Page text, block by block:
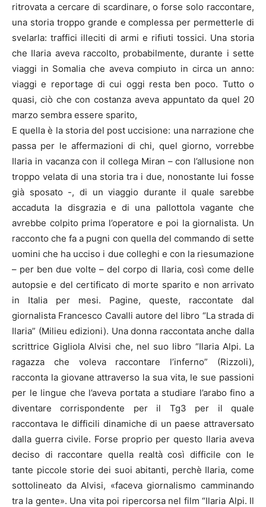
ritrovata a cercare di scardinare, o forse solo raccontare,
una storia troppo grande e complessa per permetterle di
svelarla: traffici illeciti di armi e rifiuti tossici. Una storia
che Ilaria aveva raccolto, probabilmente, durante i sette
viaggi in Somalia che aveva compiuto in circa un anno:
viaggi e reportage di cui oggi resta ben poco. Tutto o
quasi, ciò che con costanza aveva appuntato da quel 20
marzo sembra essere sparito,
E quella è la storia del post uccisione: una narrazione che
passa per le affermazioni di chi, quel giorno, vorrebbe
Ilaria in vacanza con il collega Miran – con l’allusione non
troppo velata di una storia tra i due, nonostante lui fosse
già sposato -, di un viaggio durante il quale sarebbe
accaduta la disgrazia e di una pallottola vagante che
avrebbe colpito prima l’operatore e poi la giornalista. Un
racconto che fa a pugni con quella del commando di sette
uomini che ha ucciso i due colleghi e con la riesumazione
– per ben due volte – del corpo di Ilaria, così come delle
autopsie e del certificato di morte sparito e non arrivato
in Italia per mesi. Pagine, queste, raccontate dal
giornalista Francesco Cavalli autore del libro “La strada di
Ilaria” (Milieu edizioni). Una donna raccontata anche dalla
scrittrice Gigliola Alvisi che, nel suo libro “Ilaria Alpi. La
ragazza che voleva raccontare l’inferno” (Rizzoli),
racconta la giovane attraverso la sua vita, le sue passioni
per le lingue che l’aveva portata a studiare l’arabo fino a
diventare corrispondente per il Tg3 per il quale
raccontava le difficili dinamiche di un paese attraversato
dalla guerra civile. Forse proprio per questo Ilaria aveva
deciso di raccontare quella realtà così difficile con le
tante piccole storie dei suoi abitanti, perchè Ilaria, come
sottolineato da Alvisi, «faceva giornalismo camminando
tra la gente». Una vita poi ripercorsa nel film “Ilaria Alpi. Il